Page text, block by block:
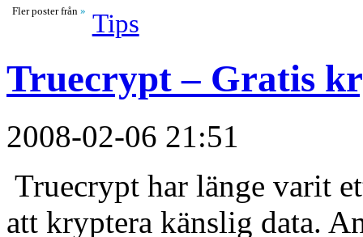
Fler poster från» Tips
Truecrypt – Gratis
2008-02-06 21:51
Truecrypt har länge varit
att kryptera känslig data.